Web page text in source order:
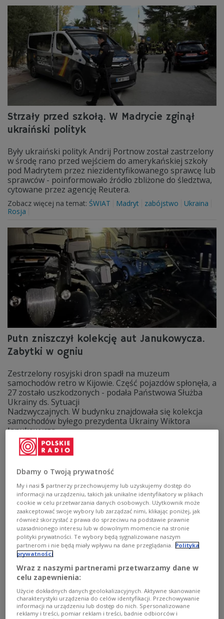
Strzały przed szkołą. W Madrycie zginął
ukraiński polityk
Były ukraiński polityk Andrij Portnow został zastrzelony
w środę rano przed wejściem do amerykańskiej szkoły
pod Madrytem przez niezidentyfikowanego sprawcę lub
sprawców - poinformowało źródło zbliżone do śledztwa,
cytowane przez agencję Reutera.
Zobacz więcej na temat: ŚWIAT Madryt zabójstwo
Ukraina
Rosja
Putn zniszczył kolekcję aut Janukowycza.
Zabytki w ogniu
Zestrzelony rosyjski dron spadł na muzeum
samochodów retro w Kijowie. Część pojazdów spłonęła, a
27 zostało uszkodzonych - podała Państwowa Służba
Ukrainy ds. Sytuacji
Nadzwyczajnych. W budynku znajdowała się kolekcja
samochodów byłego prezydenta Ukrainy Wiktora
Janukowycza.
Zobacz więcej na temat:
Rosja drony samochody
Piotr Pogorzelski: 10 lat temu na
Euromajdanie Ukraińcy upomnieli się o
swoją godność
Dbamy o Twoją prywatność
My i nasi5 partnerzy przechowujemy lub uzyskujemy dostęp do
informacji na urządzeniu, takich jak unikalne identyfikatory w plikach
cookie w celu przetwarzania danych osobowych. Użytkownik może
zaakceptować swoje wybory lub zarządzać nimi, klikając poniżej, jak
również skorzystać z prawa do sprzeciwu na podstawie prawnie
uzasadnionego interesu lub w dowolnym momencie na stronie
polityki prywatności. Te wybory będą sygnalizowane naszym
partnerom i nie będą miały wpływu na dane przeglądania.
Polityka
prywatności
Wraz z naszymi partnerami przetwarzamy dane w
celu zapewnienia:
Użycie dokładnych danych geolokalizacyjnych. Aktywne skanowanie
charakterystyki urządzenia do celów identyfikacji. Przechowywanie
informacji na urządzeniu lub dostęp do nich. Spersonalizowane
reklamy i treści, pomiar reklam i treści, badnie odbiorców i